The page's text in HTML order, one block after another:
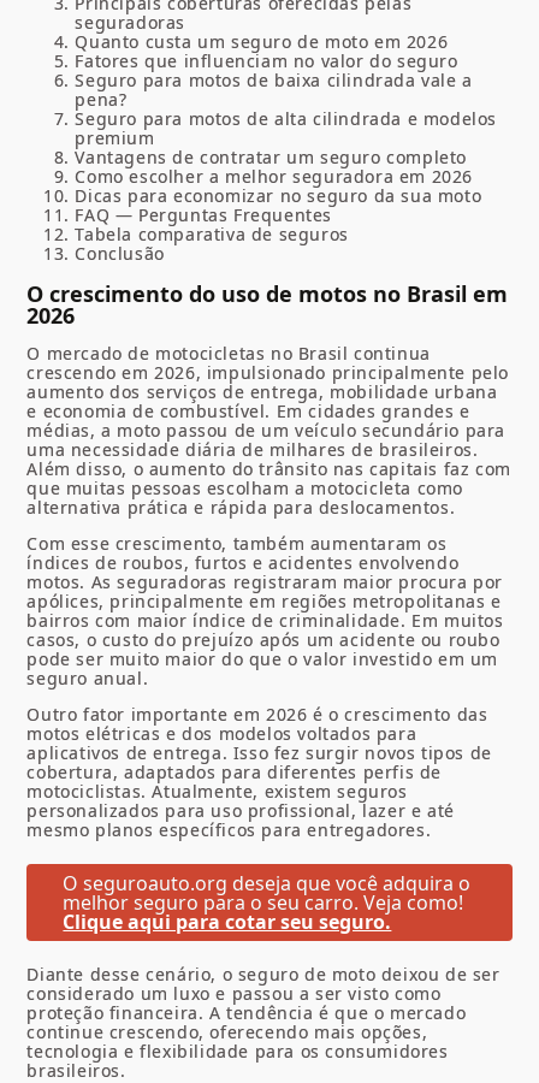
seguradoras
Quanto custa um seguro de moto em 2026
Fatores que influenciam no valor do seguro
Seguro para motos de baixa cilindrada vale a
pena?
Seguro para motos de alta cilindrada e modelos
premium
Vantagens de contratar um seguro completo
Como escolher a melhor seguradora em 2026
Dicas para economizar no seguro da sua moto
FAQ — Perguntas Frequentes
Tabela comparativa de seguros
Conclusão
O crescimento do uso de motos no Brasil em
2026
O mercado de motocicletas no Brasil continua
crescendo em 2026, impulsionado principalmente pelo
aumento dos serviços de entrega, mobilidade urbana
e economia de combustível. Em cidades grandes e
médias, a moto passou de um veículo secundário para
uma necessidade diária de milhares de brasileiros.
Além disso, o aumento do trânsito nas capitais faz com
que muitas pessoas escolham a motocicleta como
alternativa prática e rápida para deslocamentos.
Com esse crescimento, também aumentaram os
índices de roubos, furtos e acidentes envolvendo
motos. As seguradoras registraram maior procura por
apólices, principalmente em regiões metropolitanas e
bairros com maior índice de criminalidade. Em muitos
casos, o custo do prejuízo após um acidente ou roubo
pode ser muito maior do que o valor investido em um
seguro anual.
Outro fator importante em 2026 é o crescimento das
motos elétricas e dos modelos voltados para
aplicativos de entrega. Isso fez surgir novos tipos de
cobertura, adaptados para diferentes perfis de
motociclistas. Atualmente, existem seguros
personalizados para uso profissional, lazer e até
mesmo planos específicos para entregadores.
O seguroauto.org deseja que você adquira o
melhor seguro para o seu carro. Veja como!
Clique aqui para cotar seu seguro.
Diante desse cenário, o seguro de moto deixou de ser
considerado um luxo e passou a ser visto como
proteção financeira. A tendência é que o mercado
continue crescendo, oferecendo mais opções,
tecnologia e flexibilidade para os consumidores
brasileiros.